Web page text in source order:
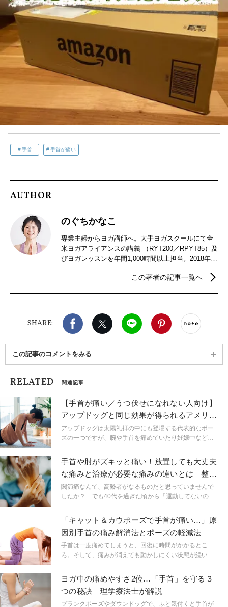
手首 手首が痛い
AUTHOR
のぐちかなこ
専業主婦からヨガ講師へ。大手ヨガスクールにて全
米ヨガアライアンスの講義 （RYT200／RPYT85）及
びヨガレッスンを年間1,000時間以上担当。2018年に
インストラクターの養成に携わりながら、特に産前
ゃん。
この著者の記事一覧へ
SHARE:
Facebook X（旧twitter）
LINE Pinterest
この記事のコメントをみる
RELATED 関連記事
【手首が痛い／うつ伏せになれない人向け】
アップドッグと同じ効果が得られるアメリカ
発の最新ポーズ
アップドッグは太陽礼拝の中にも登場する代表的なポー
ズの一つですが、腕や手首を痛めていたり妊娠中などで
できませんよね。そんな人にぜひおすすめです。
手首や肘がズキッと痛い！放置しても大丈夫
な痛みと治療が必要な痛みの違いとは｜整形
外科医が解説
関節痛なんて、高齢者がなるものだと思っていませんで
したか？ でも40代を過ぎた頃から「運動してないのに
いるのです。
「キャット＆カウポーズで手首が痛い…」原
因別手首の痛み解消法とポーズの軽減法
手首は一度痛めてしまうと、回復に時間がかかるとこ
ろ。そして、痛みが消えても動かしにくい状態が続いて
ヨガでは、手で体を支えるポーズも多いので、痛みがあ
ると存分に楽しむことができません…。例えばウォーム
アップでもおなじみのキャット＆カウポーズ。四つ這い
の姿勢で難易度は低めですが、手首の痛みを感じる人が
ヨガ中の痛めやすさ2位…「手首」を守る３
つの秘訣｜理学療法士が解説
プランクポーズやダウンドッグで、ふと気付くと手首が